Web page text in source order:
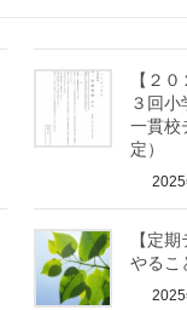
【２
３回
一貫校
定）
2025
【定
やるこ
2025